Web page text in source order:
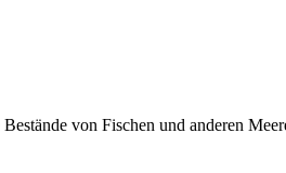
von Fischen und anderen